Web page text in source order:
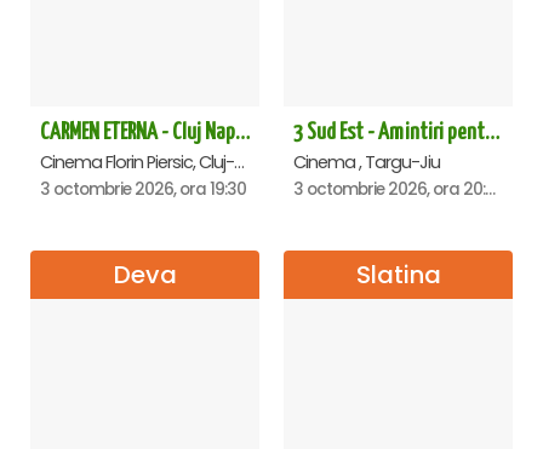
CARMEN ETERNA - Cluj Napoca
Cinema Florin Piersic, Cluj-Napoca
3 octombrie 2026, ora 19:30
3 Sud Est - Amintiri pentru o viata - Targu Jiu
Cinema , Targu-Jiu
3 octombrie 2026, ora 20:00
Deva Slatina